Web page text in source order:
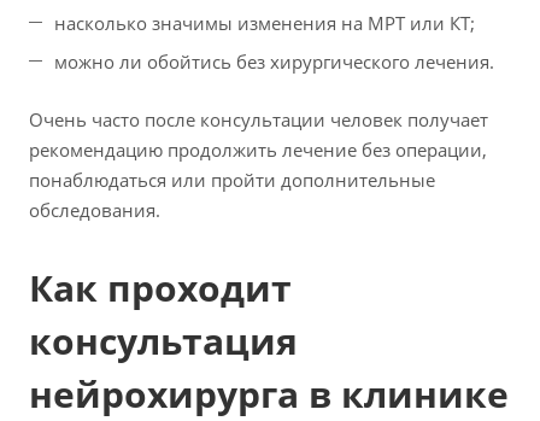
насколько значимы изменения на МРТ или КТ;
можно ли обойтись без хирургического лечения.
Очень часто после консультации человек получает
рекомендацию продолжить лечение без операции,
понаблюдаться или пройти дополнительные
обследования.
Как проходит
консультация
нейрохирурга в клинике